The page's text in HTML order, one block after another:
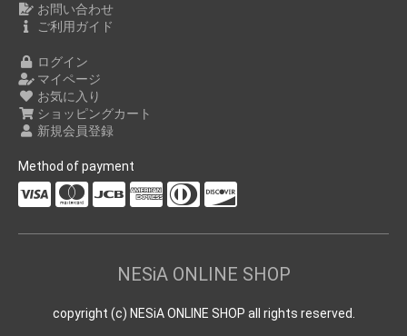
お問い合わせ
ご利用ガイド
ログイン
マイページ
お気に入り
ショッピングカート
新規会員登録
Method of payment
NESiA ONLINE SHOP
copyright (c) NESiA ONLINE SHOP all rights reserved.